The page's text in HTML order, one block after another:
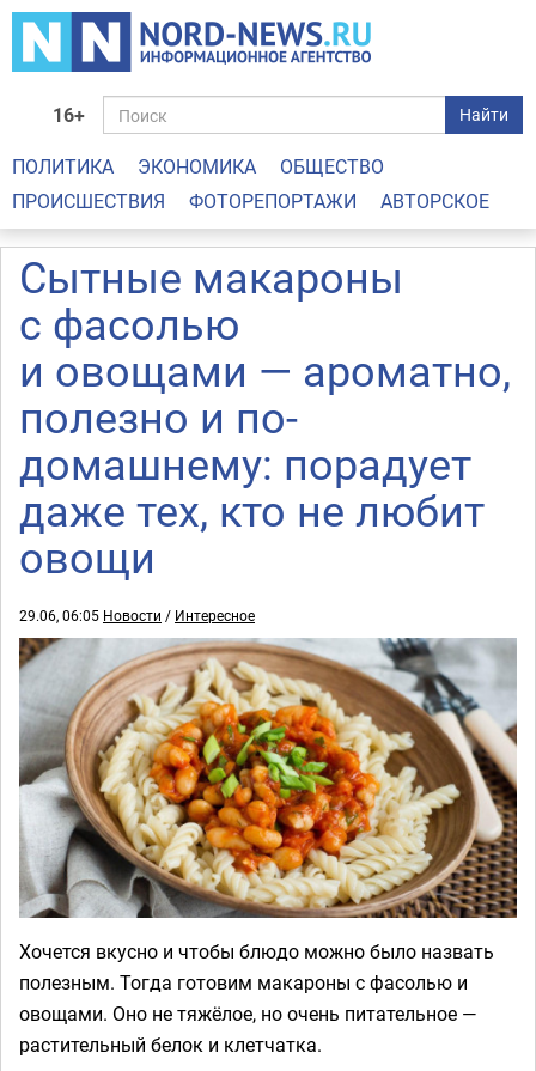
16+ Найти
ПОЛИТИКА ЭКОНОМИКА
ОБЩЕСТВО
ПРОИСШЕСТВИЯ
ФОТОРЕПОРТАЖИ АВТОРСКОЕ
Сытные макароны
с фасолью
и овощами — ароматно,
полезно и по-
домашнему: порадует
даже тех, кто не любит
овощи
29.06, 06:05 Новости / Интересное
Хочется вкусно и чтобы блюдо можно было назвать
полезным. Тогда готовим макароны с фасолью и
овощами. Оно не тяжёлое, но очень питательное —
растительный белок и клетчатка.